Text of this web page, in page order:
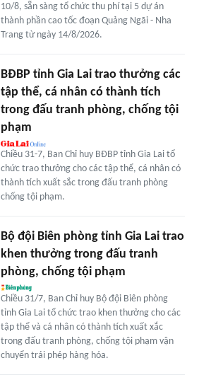
10/8, sẵn sàng tổ chức thu phí tại 5 dự án
thành phần cao tốc đoạn Quảng Ngãi - Nha
Trang từ ngày 14/8/2026.
BĐBP tỉnh Gia Lai trao thưởng các
tập thể, cá nhân có thành tích
trong đấu tranh phòng, chống tội
phạm
Chiều 31-7, Ban Chỉ huy BĐBP tỉnh Gia Lai tổ
chức trao thưởng cho các tập thể, cá nhân có
thành tích xuất sắc trong đấu tranh phòng
chống tội phạm.
Bộ đội Biên phòng tỉnh Gia Lai trao
khen thưởng trong đấu tranh
phòng, chống tội phạm
Chiều 31/7, Ban Chỉ huy Bộ đội Biên phòng
tỉnh Gia Lai tổ chức trao khen thưởng cho các
tập thể và cá nhân có thành tích xuất xắc
trong đấu tranh phòng, chống tội phạm vận
chuyển trái phép hàng hóa.